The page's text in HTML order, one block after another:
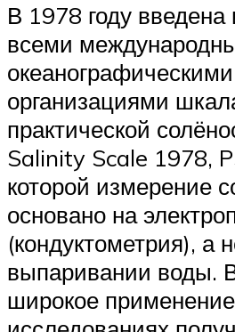
В 1978 году
всеми
океанографическими
организациями
практической
Salinity Scale 1978,
которой измерение
основано на
(кондуктометрия), а
выпаривании воды.
широкое